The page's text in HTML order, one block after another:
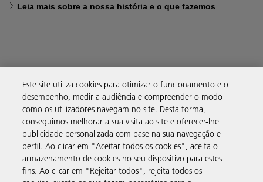
Leia mais sobre a nossa história e o que fazemos
Produtos e serviços
Assistência e contacto
Este site utiliza cookies para otimizar o funcionamento e o
desempenho, medir a audiência e compreender o modo
como os utilizadores navegam no site. Desta forma,
conseguimos melhorar a sua visita ao site e oferecer-lhe
publicidade personalizada com base na sua navegação e
perfil. Ao clicar em "Aceitar todos os cookies", aceita o
armazenamento de cookies no seu dispositivo para estes
fins. Ao clicar em "Rejeitar todos", rejeita todos os